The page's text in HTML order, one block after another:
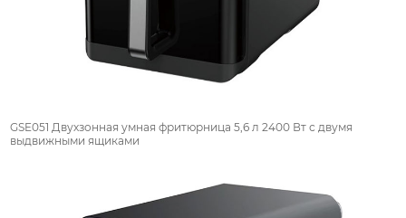
GSE051 Двухзонная умная фритюрница 5,6 л 2400 Вт с двумя
выдвижными ящиками